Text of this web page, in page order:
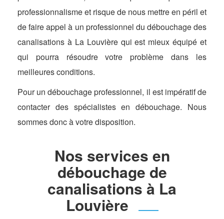
professionnalisme et risque de nous mettre en péril et
de faire appel à un professionnel du débouchage des
canalisations à La Louvière qui est mieux équipé et
qui pourra résoudre votre problème dans les
meilleures conditions.
Pour un débouchage professionnel, il est impératif de
contacter des spécialistes en débouchage. Nous
sommes donc à votre disposition.
Nos services en
débouchage de
canalisations à La
Louvière